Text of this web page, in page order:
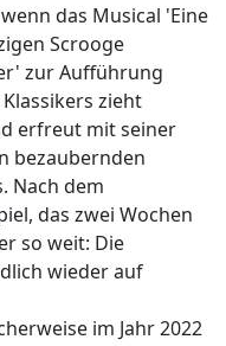
das Musical 'Eine
Scrooge
zur Aufführung
zieht
erfreut mit seiner
bezaubernden
Nach dem
das zwei Wochen
so weit: Die
wieder auf
im Jahr 2022